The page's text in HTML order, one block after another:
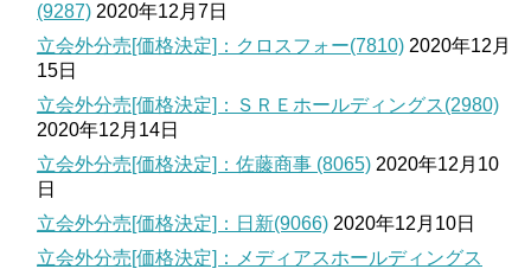
(9287) 2020年12月7日
立会外分売[価格決定]：クロスフォー(7810) 2020年12月
15日
立会外分売[価格決定]：ＳＲＥホールディングス(2980)
2020年12月14日
立会外分売[価格決定]：佐藤商事 (8065) 2020年12月10
日
立会外分売[価格決定]：日新(9066) 2020年12月10日
立会外分売[価格決定]：メディアスホールディングス